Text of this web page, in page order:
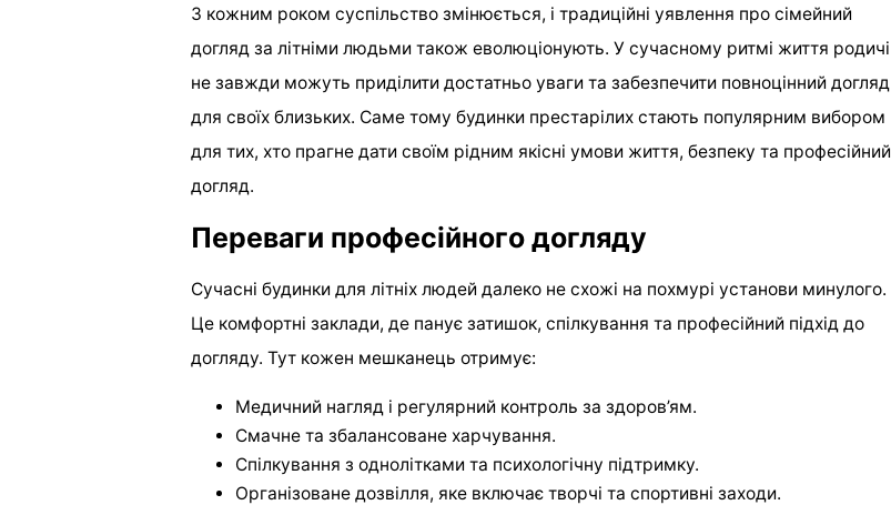
З кожним роком суспільство змінюється, і традиційні уявлення про сімейний
догляд за літніми людьми також еволюціонують. У сучасному ритмі життя родичі
не завжди можуть приділити достатньо уваги та забезпечити повноцінний догляд
для своїх близьких. Саме тому будинки престарілих стають популярним вибором
для тих, хто прагне дати своїм рідним якісні умови життя, безпеку та професійний
догляд.
Переваги професійного догляду
Сучасні будинки для літніх людей далеко не схожі на похмурі установи минулого.
Це комфортні заклади, де панує затишок, спілкування та професійний підхід до
догляду. Тут кожен мешканець отримує:
Медичний нагляд і регулярний контроль за здоров’ям.
Смачне та збалансоване харчування.
Спілкування з однолітками та психологічну підтримку.
Організоване дозвілля, яке включає творчі та спортивні заходи.